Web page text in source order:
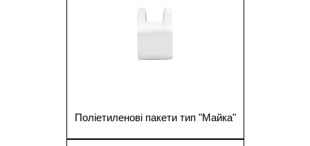
Поліетиленові пакети тип "Майка"